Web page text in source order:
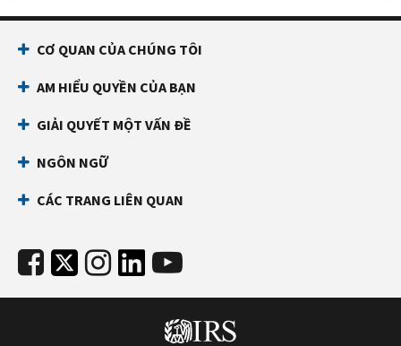
CƠ QUAN CỦA CHÚNG TÔI
AM HIỂU QUYỀN CỦA BẠN
GIẢI QUYẾT MỘT VẤN ĐỀ
NGÔN NGỮ
CÁC TRANG LIÊN QUAN